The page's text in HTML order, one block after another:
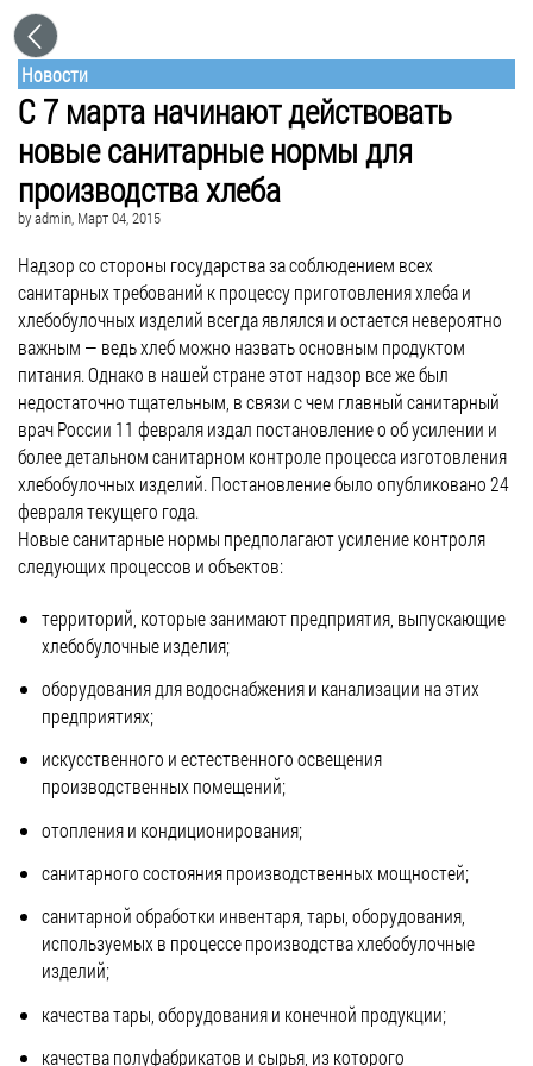
Новости
С 7 марта начинают действовать
новые санитарные нормы для
производства хлеба
byadmin, Март 04, 2015
Надзор со стороны государства за соблюдением всех
санитарных требований к процессу приготовления хлеба и
хлебобулочных изделий всегда являлся и остается невероятно
важным — ведь хлеб можно назвать основным продуктом
питания. Однако в нашей стране этот надзор все же был
недостаточно тщательным, в связи с чем главный санитарный
врач России 11 февраля издал постановление о об усилении и
более детальном санитарном контроле процесса изготовления
хлебобулочных изделий. Постановление было опубликовано 24
февраля текущего года.
Новые санитарные нормы предполагают усиление контроля
следующих процессов и объектов:
территорий, которые занимают предприятия, выпускающие
хлебобулочные изделия;
оборудования для водоснабжения и канализации на этих
предприятиях;
искусственного и естественного освещения
производственных помещений;
отопления и кондиционирования;
санитарного состояния производственных мощностей;
санитарной обработки инвентаря, тары, оборудования,
используемых в процессе производства хлебобулочные
изделий;
качества тары, оборудования и конечной продукции;
качества полуфабрикатов и сырья, из которого